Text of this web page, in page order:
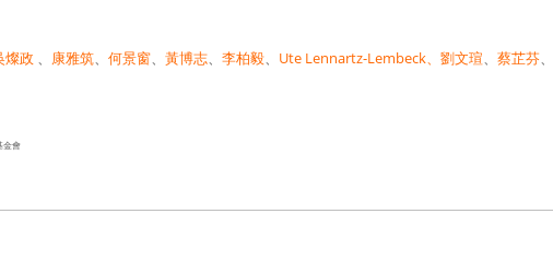
燦政 、 康雅筑、 何景窗、 黃博志、 李柏毅、 Ute Lennartz-Lembeck、劉文瑄、 蔡芷芬、
金會